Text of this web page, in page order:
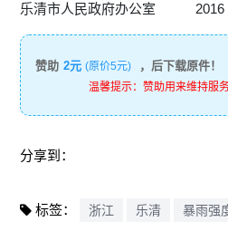
乐清市人民政府办公室 2016
赞助 2元 (原价5元) ，后下载原件！
温馨提示：赞助用来维持服
分享到：
标签： 浙江 乐清 暴雨强